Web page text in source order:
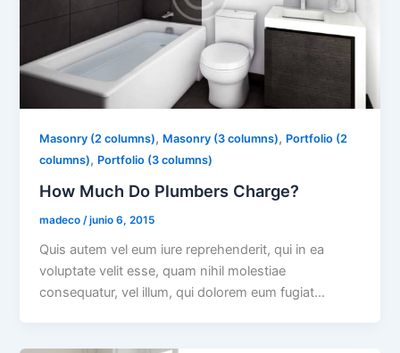
Masonry (2 columns), Masonry (3 columns), Portfolio (2
columns), Portfolio (3 columns)
How Much Do Plumbers Charge?
madeco/junio 6, 2015
Quis autem vel eum iure reprehenderit, qui in ea
voluptate velit esse, quam nihil molestiae
consequatur, vel illum, qui dolorem eum fugiat…